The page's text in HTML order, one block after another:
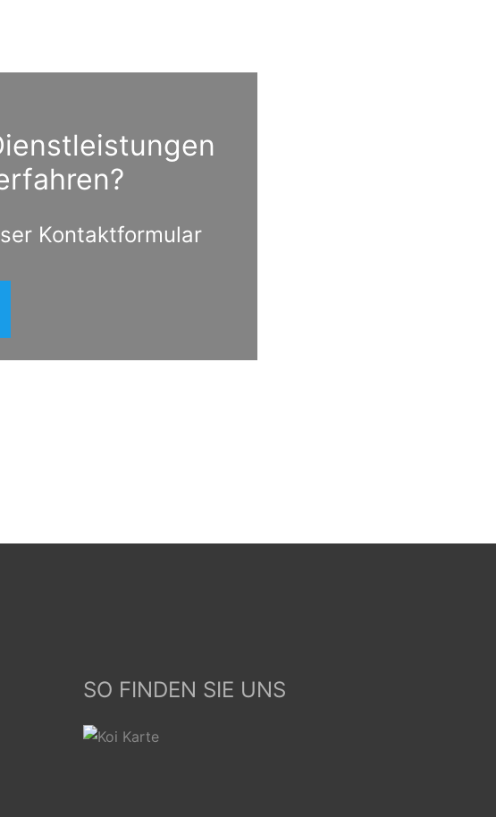
Kontaktformular
SO FINDEN SIE UNS